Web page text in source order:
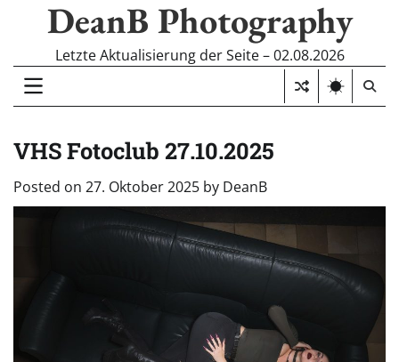
DeanB Photography
Letzte Aktualisierung der Seite – 02.08.2026
VHS Fotoclub 27.10.2025
Posted on 27. Oktober 2025 by DeanB